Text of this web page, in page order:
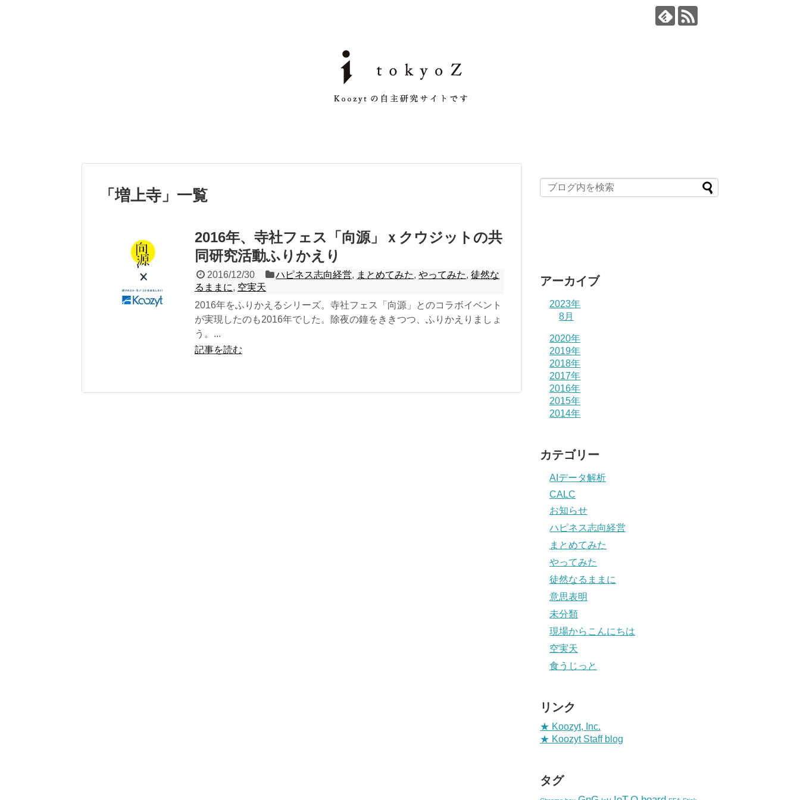
「増上寺 」 一覧
2016年、寺社フェス「向源」ｘクウジットの共
同研究活動ふりかえり
2016/12/30 ハピネス志向経営, まとめてみた,やってみた,徒然な
るままに, 空実天
2016年をふりかえるシリーズ。寺社フェス「向源」とのコラボイベント
が実現したのも2016年でした。除夜の鐘をききつつ、ふりかえりましょ
う。...
記事を読む
アーカイブ
2023年
8月
2020年
2019年
2018年
2017年
2016年
2015年
2014年
カテゴリー
AIデータ解析
CALC
お知らせ
ハピネス志向経営
まとめてみた
やってみた
徒然なるままに
意思表明
未分類
現場からこんにちは
空実天
食うじっと
リンク
★ Koozyt, Inc.
★ Koozyt Staff blog
タグ